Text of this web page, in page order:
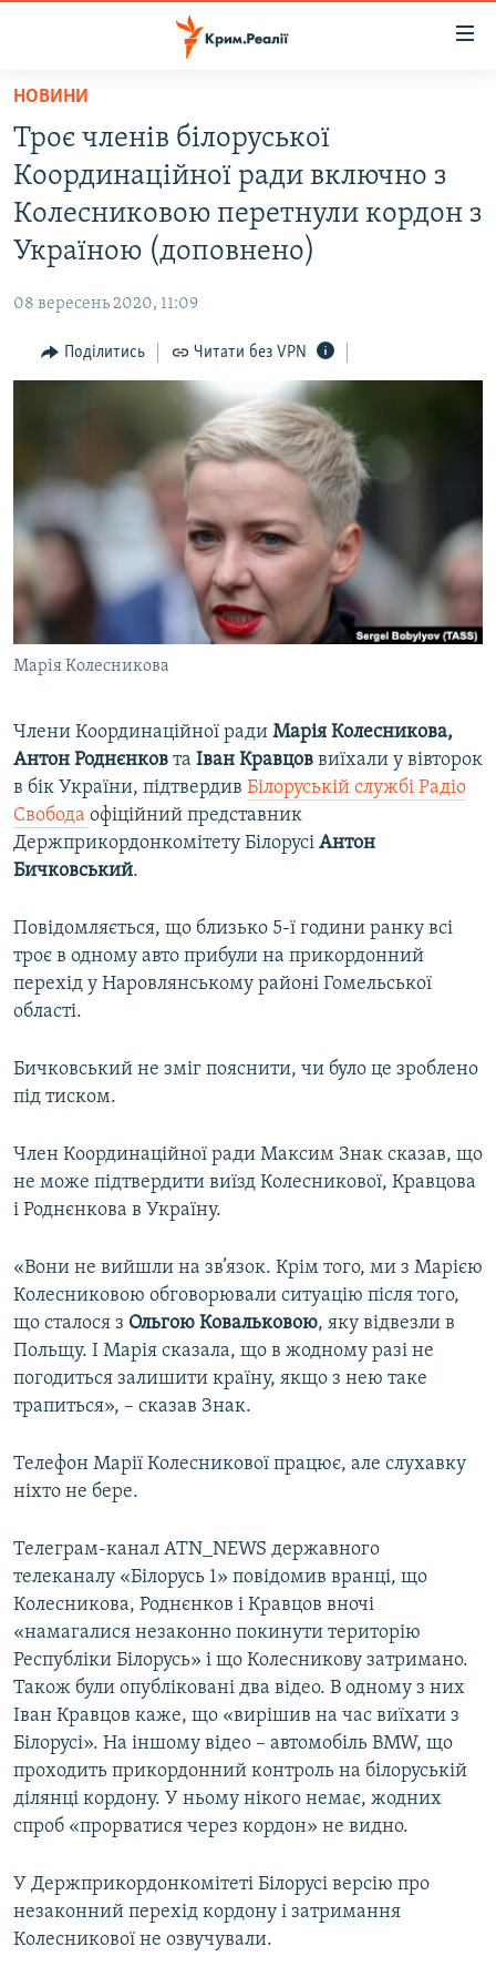
Перейти
основного
матеріалу
Перейти
до
основної
Перейти
пошуку
ВОДА.КРИМ
ВІДЕО ТА ФОТО
ПОЛІТИКА
ПОГЛЯД
ІНТЕРВ'Ю
ДЕПОРТАЦІЯ
ВІДЕОУРОКИ «ELIFBE»
СВІДЧЕННЯ ОКУПАЦІЇ
УКРАЇНСЬКА ПРОБЛЕМА КРИМУ
ЯК ОБІЙТИ БЛОКУВАННЯ
Русский
Qırımtatar
Усі сайти RFE/RL
НОВИНИ
Троє членів білоруської
Координаційної ради включно з
Колесниковою перетнули кордон з
Україною (доповнено)
08 вересень 2020, 11:09
Поділитись Читати без VPN
Марія Колесникова
Члени Координаційної ради Марія Колесникова,
Антон Роднєнков та Іван Кравцов виїхали у вівторок
в бік України, підтвердив Білоруській службі Радіо
Свобода офіційний представник
Держприкордонкомітету Білорусі Антон
Бичковський.
Повідомляється, що близько 5-ї години ранку всі
троє в одному авто прибули на прикордонний
перехід у Наровлянському районі Гомельської
області.
Бичковський не зміг пояснити, чи було це зроблено
під тиском.
Член Координаційної ради Максим Знак сказав, що
не може підтвердити виїзд Колесникової, Кравцова
і Роднєнкова в Україну.
«Вони не вийшли на зв’язок. Крім того, ми з Марією
Колесниковою обговорювали ситуацію після того,
що сталося з Ольгою Ковальковою, яку відвезли в
Польщу. І Марія сказала, що в жодному разі не
погодиться залишити країну, якщо з нею таке
трапиться», – сказав Знак.
Телефон Марії Колесникової працює, але слухавку
ніхто не бере.
Телеграм-канал ATN_NEWS державного
телеканалу «Білорусь 1» повідомив вранці, що
Колесникова, Роднєнков і Кравцов вночі
«намагалися незаконно покинути територію
Республіки Білорусь» і що Колесникову затримано.
Також були опубліковані два відео. В одному з них
Іван Кравцов каже, що «вирішив на час виїхати з
Білорусі». На іншому відео – автомобіль BMW, що
проходить прикордонний контроль на білоруській
ділянці кордону. У ньому нікого немає, жодних
спроб «прорватися через кордон» не видно.
У Держприкордонкомітеті Білорусі версію про
незаконний перехід кордону і затримання
Колесникової не озвучували.